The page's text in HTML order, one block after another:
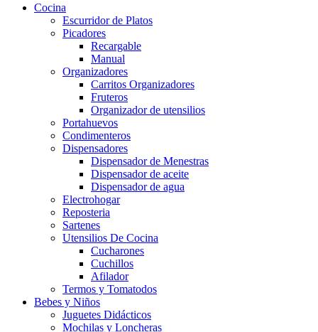
Cocina
Escurridor de Platos
Picadores
Recargable
Manual
Organizadores
Carritos Organizadores
Fruteros
Organizador de utensilios
Portahuevos
Condimenteros
Dispensadores
Dispensador de Menestras
Dispensador de aceite
Dispensador de agua
Electrohogar
Reposteria
Sartenes
Utensilios De Cocina
Cucharones
Cuchillos
Afilador
Termos y Tomatodos
Bebes y Niños
Juguetes Didácticos
Mochilas y Loncheras